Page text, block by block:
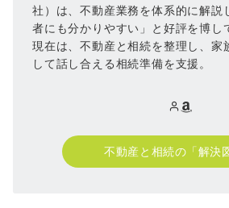
社）は、不動産業務を体系的に解説
者にも分かりやすい」と好評を博し
現在は、不動産と相続を整理し、家
して話し合える相続準備を支援。
不動産と相続の「解決